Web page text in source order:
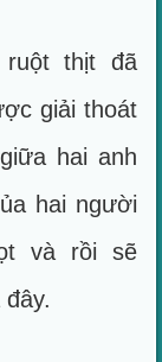
thịt đã
giải thoát
hai anh
hai người
và rồi sẽ